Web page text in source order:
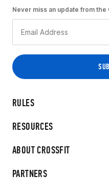
RULES
RESOURCES
ABOUT CROSSFIT
PARTNERS
Never miss an update from the